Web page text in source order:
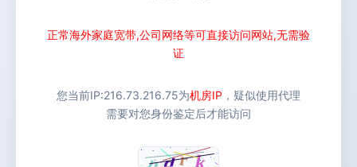
正常海外家庭宽带,公司网络等可直接访问网站,无需验
证
您当前IP:216.73.216.75为机房IP ，疑似使用代理
需要对您身份鉴定后才能访问